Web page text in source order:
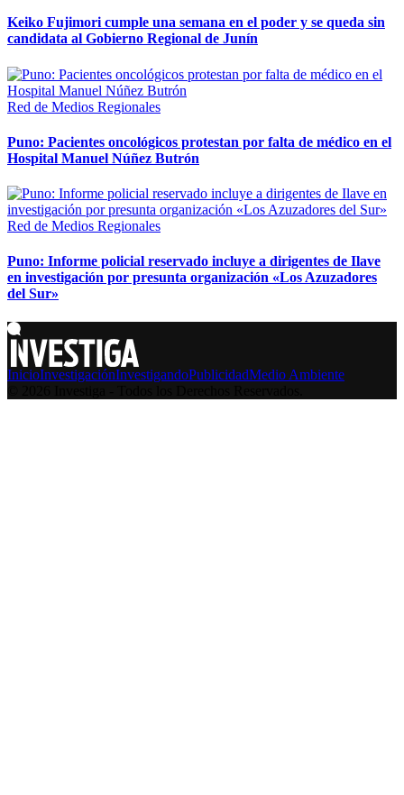
Keiko Fujimori cumple una semana en el poder y se queda sin
candidata al Gobierno Regional de Junín
Red de Medios Regionales
Puno: Pacientes oncológicos protestan por falta de médico en el
Hospital Manuel Núñez Butrón
Red de Medios Regionales
Puno: Informe policial reservado incluye a dirigentes de Ilave
en investigación por presunta organización «Los Azuzadores
del Sur»
InicioInvestigaciónInvestigandoPublicidadMedio Ambiente